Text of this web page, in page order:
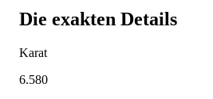
Die exakten Details
Karat
6.580